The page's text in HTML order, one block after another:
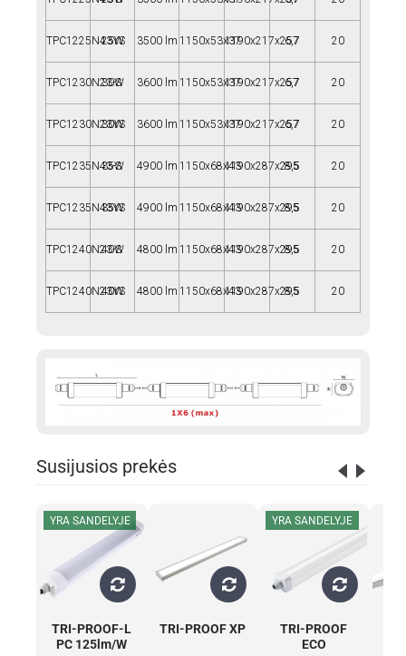
TPC1225N43YS
25W 3500 lm 1150x53x371190x217x257
6,7 20
TPC1230N23-S
30W 3600 lm 1150x53x371190x217x257
6,7 20
TPC1230N23YS
30W 3600 lm 1150x53x371190x217x257
6,7 20
TPC1235N43-S
35W 4900 lm 1150x68x431190x287x295
8,5 20
TPC1235N43YS
35W 4900 lm 1150x68x431190x287x295
8,5 20
TPC1240N23-S
40W 4800 lm 1150x68x431190x287x295
8,5 20
TPC1240N23YS
40W 4800 lm 1150x68x431190x287x295
8,5 20
Susijusios prekės
YRA SANDELYJE
TRI-PROOF-L
PC 125lm/W
TRI-PROOF XP
YRA SANDELYJE
TRI-PROOF
ECO